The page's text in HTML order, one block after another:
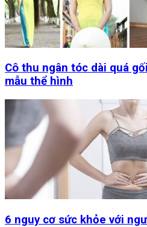
Cô thu ngân tóc dài quá
mẫu thể hình
6 nguy cơ sức khỏe với